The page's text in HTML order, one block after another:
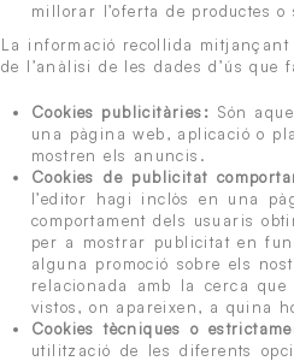
millorar l’oferta de productes
La informació recollida mitjançant
de l’anàlisi de les dades d’ús que
Cookies publicitàries: Són
una pàgina web, aplicació o
mostren els anuncis.
Cookies de publicitat
l’editor hagi inclòs en una
comportament dels usuaris
per a mostrar publicitat en
alguna promoció sobre els
relacionada amb la cerca
vistos, on apareixen, a quina
Cookies tècniques o
utilització de les diferents